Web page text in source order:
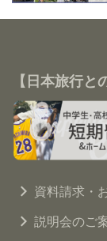
【日本旅行
資料請求・
説明会のご